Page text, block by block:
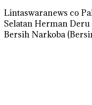
Lintaswaranews co
Selatan Herman
Bersih Narkoba